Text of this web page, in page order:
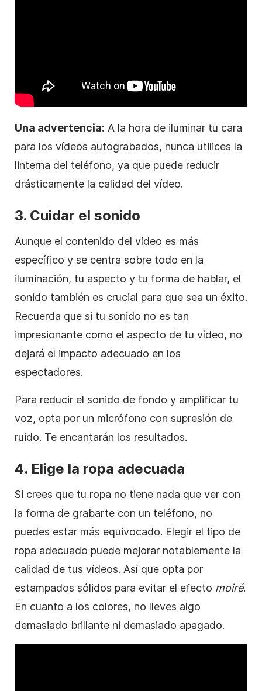
Una advertencia: A la hora de iluminar tu cara
para los vídeos autograbados, nunca utilices la
linterna del teléfono, ya que puede reducir
drásticamente la calidad del vídeo.
3. Cuidar el sonido
Aunque el contenido del vídeo es más
específico y se centra sobre todo en la
iluminación, tu aspecto y tu forma de hablar, el
sonido también es crucial para que sea un éxito.
Recuerda que si tu sonido no es tan
impresionante como el aspecto de tu vídeo, no
dejará el impacto adecuado en los
espectadores.
Para reducir el sonido de fondo y amplificar tu
voz, opta por un micrófono con supresión de
ruido. Te encantarán los resultados.
4. Elige la ropa adecuada
Si crees que tu ropa no tiene nada que ver con
la forma de grabarte con un teléfono, no
puedes estar más equivocado. Elegir el tipo de
ropa adecuado puede mejorar notablemente la
calidad de tus vídeos. Así que opta por
estampados sólidos para evitar el efecto moiré.
En cuanto a los colores, no lleves algo
demasiado brillante ni demasiado apagado.